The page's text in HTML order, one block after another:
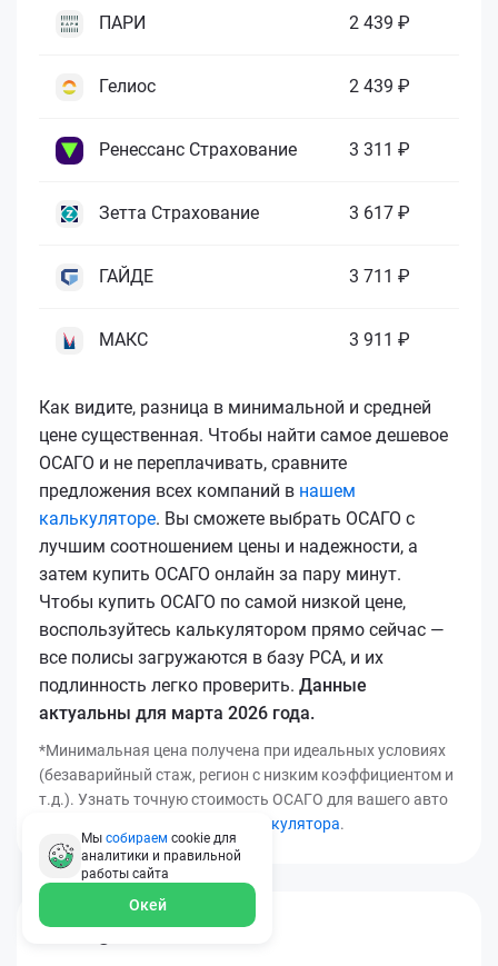
ПАРИ 2 439 ₽
Гелиос 2 439 ₽
Ренессанс Страхование 3 311 ₽
Зетта Страхование 3 617 ₽
ГАЙДЕ 3 711 ₽
МАКС 3 911 ₽
Как видите, разница в минимальной и средней
цене существенная. Чтобы найти самое дешевое
ОСАГО и не переплачивать, сравните
предложения всех компаний в нашем
калькуляторе. Вы сможете выбрать ОСАГО с
лучшим соотношением цены и надежности, а
затем купить ОСАГО онлайн за пару минут.
Чтобы купить ОСАГО по самой низкой цене,
воспользуйтесь калькулятором прямо сейчас —
все полисы загружаются в базу РСА, и их
подлинность легко проверить. Данные
актуальны для марта 2026 года.
*Минимальная цена получена при идеальных условиях
(безаварийный стаж, регион с низким коэффициентом и
т.д.). Узнать точную стоимость ОСАГО для вашего авто
нашего калькулятора.
[[*osago_title14]]
Мы собираем cookie для
аналитики и правильной
работы сайта
Окей